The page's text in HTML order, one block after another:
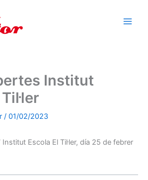
Institut
/ 01/02/2023
Escola El Til·ler, día 25 de febrer